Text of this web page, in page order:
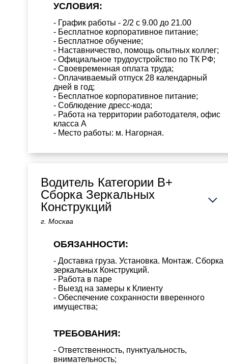
УСЛОВИЯ:
- График работы - 2/2 с 9.00 до 21.00
- Бесплатное корпоративное питание;
- Бесплатное обучение;
- Наставничество, помощь опытных коллег;
- Официальное трудоустройство по ТК РФ;
- Своевременная оплата труда;
- Оплачиваемый отпуск 28 календарный
дней в год;
- Бесплатное корпоративное питание;
- Соблюдение дресс-кода;
- Работа на территории работодателя, офис
класса А
- Место работы: м. Нагорная.
Водитель Категории В+
Сборка Зеркальных
Конструкций
г. Москва
ОБЯЗАННОСТИ:
- Доставка груза. Установка. Монтаж. Сборка
зеркальных Конструкций.
- Работа в паре
- Выезд на замеры к Клиенту
- Обеспечение сохранности вверенного
имущества;
ТРЕБОВАНИЯ:
- Ответственность, пунктуальность,
внимательность;